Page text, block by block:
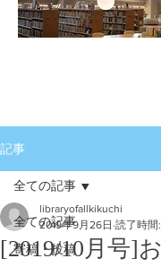
記事
全ての記事
寄稿・投稿
全ての記事
[2019/10月号]
libraryofallkikuchi
2019年9月26日 読了時間